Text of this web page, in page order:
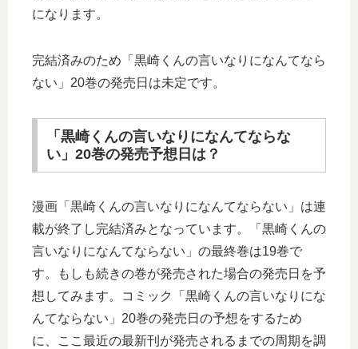
になります。
完結済みのため「黒崎くんの言いなりになんてなら
ない」20巻の発売日は未定です。
「黒崎くんの言いなりになんてならな
い」20巻の発売予想日は？
漫画「黒崎くんの言いなりになんてならない」は連
載が終了し完結済みとなっています。「黒崎くんの
言いなりになんてならない」の最終巻は19巻で
す。もしも続きの巻が発売された場合の発売日を予
想してみます。コミック「黒崎くんの言いなりにな
んてならない」20巻の発売日の予想をするため
に、ここ最近の最新刊が発売されるまでの周期を調